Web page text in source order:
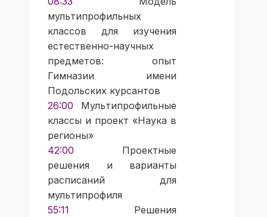
мультипрофильных
классов для изучения
естественно-научных
предметов: опыт
Гимназии имени
Подольских курсантов
26:00
Мультипрофильные
классы и проект «Наука в
регионы»
42:00
Проектные
решения и варианты
расписаний для
мультипрофиля
55:11 Решения